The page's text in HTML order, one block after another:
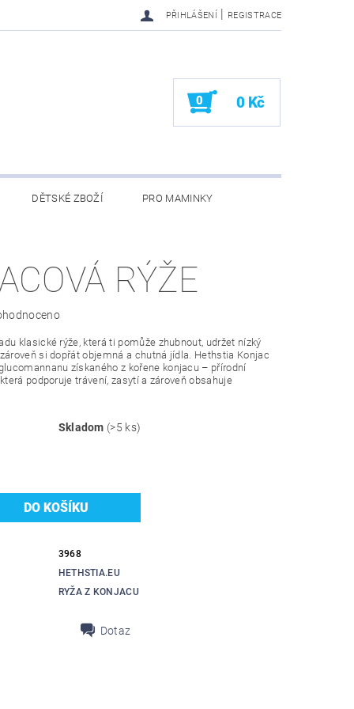
PŘIHLÁŠENÍ | REGISTRACE
0 0 Kč
DĚTSKÉ ZBOŽÍ PRO MAMINKY
RÝŽE
klasické rýže, která ti pomůže zhubnout, udržet nízký
si dopřát objemná a chutná jídla. Hethstia Konjac
získaného z kořene konjacu – přírodní
podporuje trávení, zasytí a zároveň obsahuje
Skladom (>5 ks)
3968
HETHSTIA.EU
RYŽA Z KONJACU
Dotaz